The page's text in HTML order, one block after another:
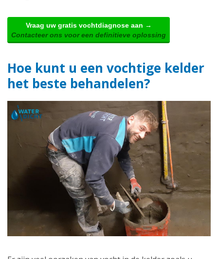
Vraag uw gratis vochtdiagnose aan →
Contacteer ons voor een definitieve oplossing
Hoe kunt u een vochtige kelder
het beste behandelen?